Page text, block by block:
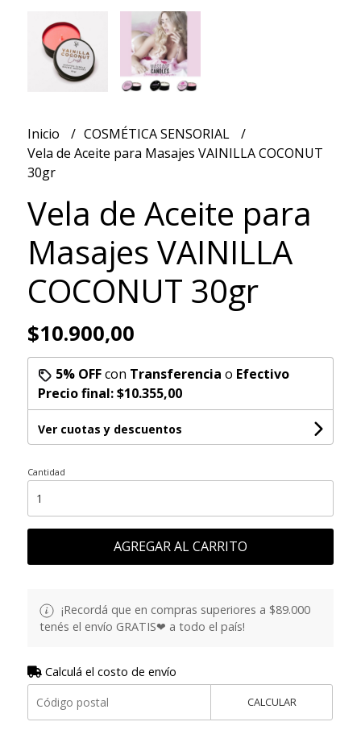
Inicio
COSMÉTICA SENSORIAL
Vela de Aceite para Masajes VAINILLA COCONUT
30gr
Vela de Aceite para
Masajes VAINILLA
COCONUT 30gr
$10.900,00
5% OFFcon Transferencia o Efectivo
Precio final:$10.355,00
Ver cuotas y descuentos
Cantidad
AGREGAR AL CARRITO
¡Recordá que en compras superiores a $89.000
tenés el envío GRATIS❤ a todo el país!
Calculá el costo de envío
CALCULAR